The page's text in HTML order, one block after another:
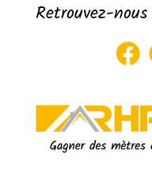
Retrouvez-